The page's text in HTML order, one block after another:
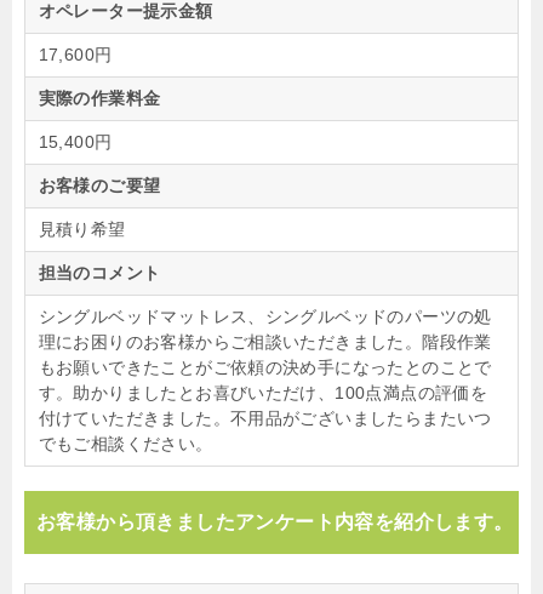
オペレーター提示金額
17,600円
実際の作業料金
15,400円
お客様のご要望
見積り希望
担当のコメント
シングルベッドマットレス、シングルベッドのパーツの処
理にお困りのお客様からご相談いただきました。階段作業
もお願いできたことがご依頼の決め手になったとのことで
す。助かりましたとお喜びいただけ、100点満点の評価を
付けていただきました。不用品がございましたらまたいつ
でもご相談ください。
お客様から頂きましたアンケート内容を紹介します。